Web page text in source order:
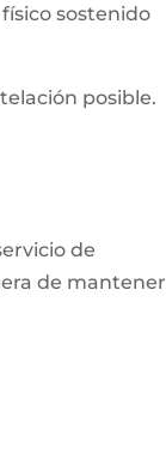
sostenido
posible.
de
de mantener